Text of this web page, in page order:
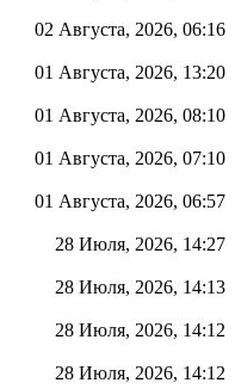
02 Августа, 2026, 06:16
01 Августа, 2026, 13:20
01 Августа, 2026, 08:10
01 Августа, 2026, 07:10
01 Августа, 2026, 06:57
28 Июля, 2026, 14:27
28 Июля, 2026, 14:13
28 Июля, 2026, 14:12
28 Июля, 2026, 14:12